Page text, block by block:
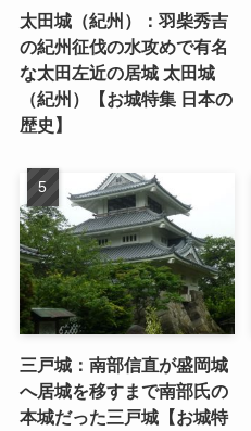
太田城（紀州）：羽柴秀吉
の紀州征伐の水攻めで有名
な太田左近の居城 太田城
（紀州）【お城特集 日本の
歴史】
三戸城：南部信直が盛岡城
へ居城を移すまで南部氏の
本城だった三戸城【お城特